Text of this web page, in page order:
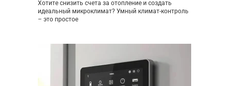
Хотите снизить счета за отопление и создать
идеальный микроклимат? Умный климат-контроль
– это простое